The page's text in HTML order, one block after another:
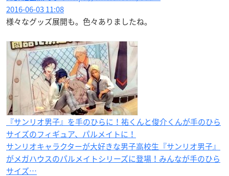
2016-06-03 11:08
様々なグッズ展開も。色々ありましたね。
『サンリオ男子』を手のひらに！祐くんと俊介くんが手のひら
サイズのフィギュア、パルメイトに！
サンリオキャラクターが大好きな男子高校生『サンリオ男子』
がメガハウスのパルメイトシリーズに登場！みんなが手のひら
サイズ…